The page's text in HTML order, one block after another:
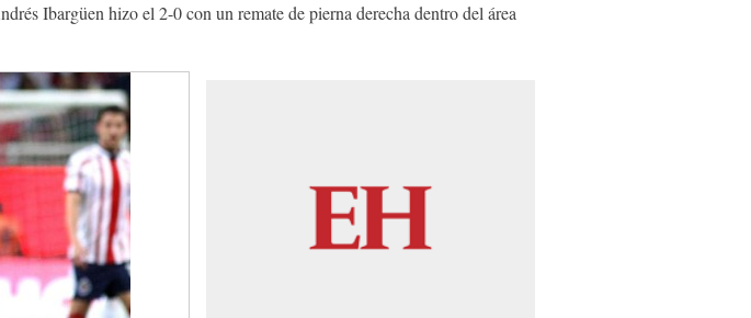
Ibargüen hizo el 2-0 con un remate de pierna derecha dentro del área